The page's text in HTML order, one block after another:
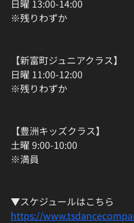
日曜 13:00-14:00
※残りわずか
【新富町ジュニアクラス】
日曜 11:00-12:00
※残りわずか
【豊洲キッズクラス】
土曜 9:00-10:00
※満員
▼スケジュールはこちら
https://